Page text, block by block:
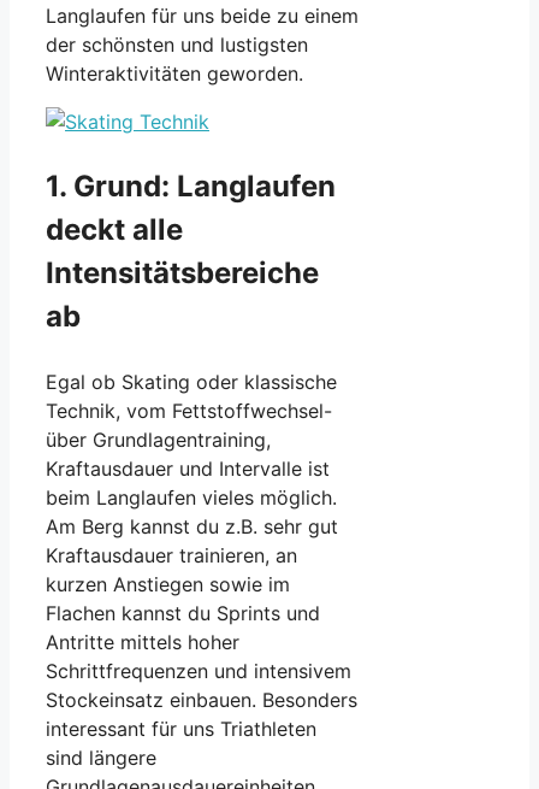
Langlaufen für uns beide zu einem
der schönsten und lustigsten
Winteraktivitäten geworden.
1. Grund: Langlaufen
deckt alle
Intensitätsbereiche
ab
Egal ob Skating oder klassische
Technik, vom Fettstoffwechsel-
über Grundlagentraining,
Kraftausdauer und Intervalle ist
beim Langlaufen vieles möglich.
Am Berg kannst du z.B. sehr gut
Kraftausdauer trainieren, an
kurzen Anstiegen sowie im
Flachen kannst du Sprints und
Antritte mittels hoher
Schrittfrequenzen und intensivem
Stockeinsatz einbauen. Besonders
interessant für uns Triathleten
sind längere